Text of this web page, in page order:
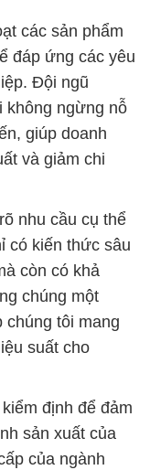
các sản phẩm
đáp ứng các yêu
Đội ngũ
không ngừng nỗ
giúp doanh
và giảm chi
nhu cầu cụ thể
có kiến thức sâu
còn có khả
chúng một
chúng tôi mang
suất cho
định để đảm
sản xuất của
của ngành